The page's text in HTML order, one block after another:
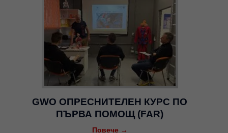
GWO ОПРЕСНИТЕЛЕН КУРС ПО
ПЪРВА ПОМОЩ (FAR)
Повече →